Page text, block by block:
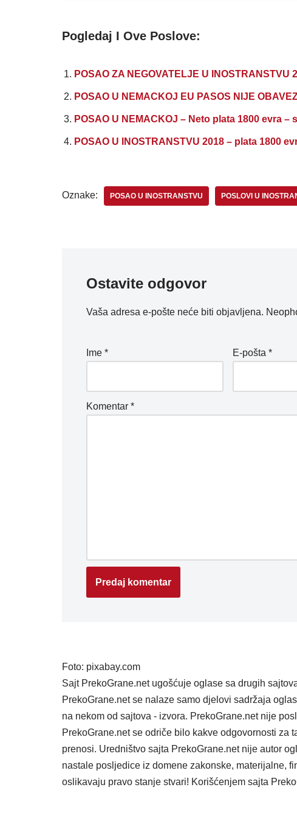
Pogledaj I Ove Poslove:
POSAO ZA NEGOVATELJE U INOSTRANSTVU
POSAO U NEMACKOJ EU PASOS NIJE
POSAO U NEMACKOJ – Neto plata 1800 evra –
POSAO U INOSTRANSTVU 2018 – plata 1800
Oznake: POSAO U INOSTRANSTVU POSLOVI U
Ostavite odgovor
Vaša adresa e-pošte neće biti objavljena.
Ime * E-pošta*
Komentar *
Foto: pixabay.com
Sajt PrekoGrane.net ugošćuje oglase sa drugih
PrekoGrane.net se nalaze samo djelovi sadržaja
na nekom od sajtova - izvora. PrekoGrane.net nije
PrekoGrane.net se odriče bilo kakve odgovornosti
prenosi. Uredništvo sajta PrekoGrane.net nije autor
nastale posljedice iz domene zakonske, materijalne,
oslikavaju pravo stanje stvari! Korišćenjem sajta